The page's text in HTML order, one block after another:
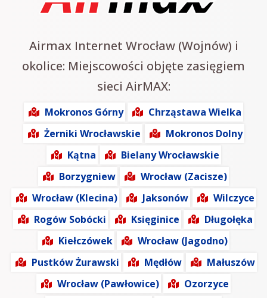
Airmax Internet Wrocław (Wojnów) i
okolice: Miejscowości objęte zasięgiem
sieci AirMAX:
Mokronos Górny
Chrząstawa Wielka
Żerniki Wrocławskie
Mokronos Dolny
Kątna
Bielany Wrocławskie
Borzygniew
Wrocław (Zacisze)
Wrocław (Klecina)
Jaksonów
Wilczyce
Rogów Sobócki
Księginice
Długołęka
Kiełczówek
Wrocław (Jagodno)
Pustków Żurawski
Mędłów
Małuszów
Wrocław (Pawłowice)
Ozorzyce